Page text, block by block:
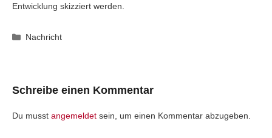
Entwicklung skizziert werden.
Kategorien
Nachricht
Schreibe einen Kommentar
Du musst angemeldet sein, um einen Kommentar abzugeben.